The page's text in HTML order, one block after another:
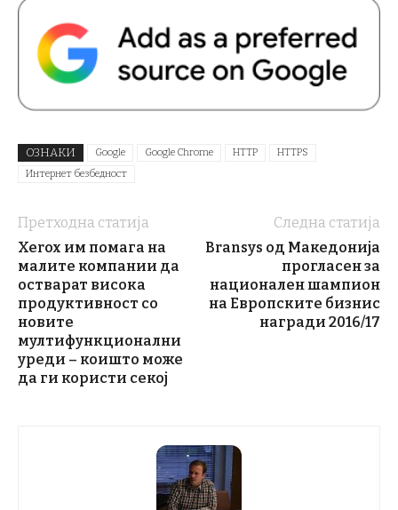
ОЗНАКИ Google Google Chrome HTTP
HTTPS
Интернет безбедност
Претходна статија
Xerox им помага на
малите компании да
остварат висока
продуктивност со
новите
мултифункционални
уреди – коишто може
да ги користи секој
Следна статија
Bransys од Македонија
прогласен за
национален шампион
на Европските бизнис
награди 2016/17